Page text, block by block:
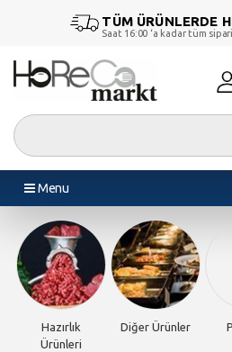
TÜM ÜRÜNLERDE
Saat 16:00 ‘a kadar tüm
Menu
Hazırlık
Ürünleri
Diğer Ürünler